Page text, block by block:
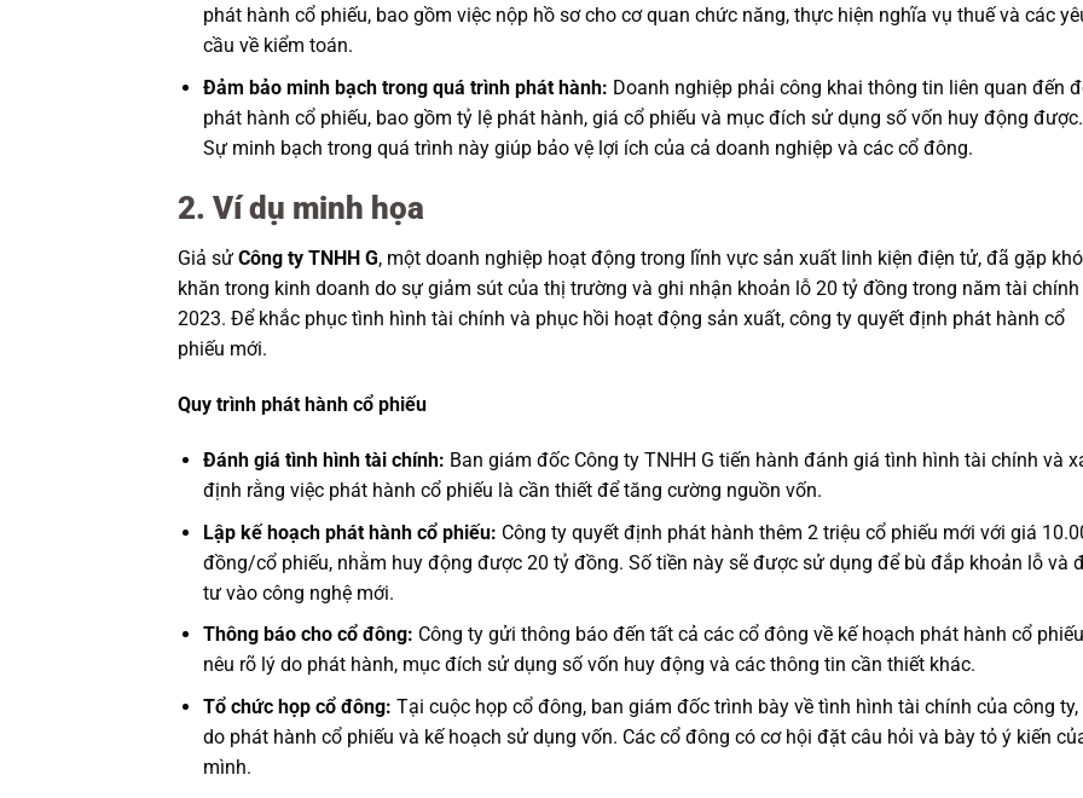
phát hành cổ phiếu, bao gồm việc nộp hồ sơ cho cơ quan chức năng, thực hiện nghĩa vụ thuế và các
cầu về kiểm toán.
Đảm bảo minh bạch trong quá trình phát hành: Doanh nghiệp phải công khai thông tin liên quan đến
phát hành cổ phiếu, bao gồm tỷ lệ phát hành, giá cổ phiếu và mục đích sử dụng số vốn huy động được.
Sự minh bạch trong quá trình này giúp bảo vệ lợi ích của cả doanh nghiệp và các cổ đông.
2. Ví dụ minh họa
Giả sử Công ty TNHH G, một doanh nghiệp hoạt động trong lĩnh vực sản xuất linh kiện điện tử, đã gặp khó
khăn trong kinh doanh do sự giảm sút của thị trường và ghi nhận khoản lỗ 20 tỷ đồng trong năm tài chính
2023. Để khắc phục tình hình tài chính và phục hồi hoạt động sản xuất, công ty quyết định phát hành cổ
phiếu mới.
Quy trình phát hành cổ phiếu
Đánh giá tình hình tài chính: Ban giám đốc Công ty TNHH G tiến hành đánh giá tình hình tài chính và
định rằng việc phát hành cổ phiếu là cần thiết để tăng cường nguồn vốn.
Lập kế hoạch phát hành cổ phiếu: Công ty quyết định phát hành thêm 2 triệu cổ phiếu mới với giá
đồng/cổ phiếu, nhằm huy động được 20 tỷ đồng. Số tiền này sẽ được sử dụng để bù đắp khoản lỗ và
tư vào công nghệ mới.
Thông báo cho cổ đông: Công ty gửi thông báo đến tất cả các cổ đông về kế hoạch phát hành cổ
nêu rõ lý do phát hành, mục đích sử dụng số vốn huy động và các thông tin cần thiết khác.
Tổ chức họp cổ đông: Tại cuộc họp cổ đông, ban giám đốc trình bày về tình hình tài chính của công ty,
do phát hành cổ phiếu và kế hoạch sử dụng vốn. Các cổ đông có cơ hội đặt câu hỏi và bày tỏ ý kiến
mình.